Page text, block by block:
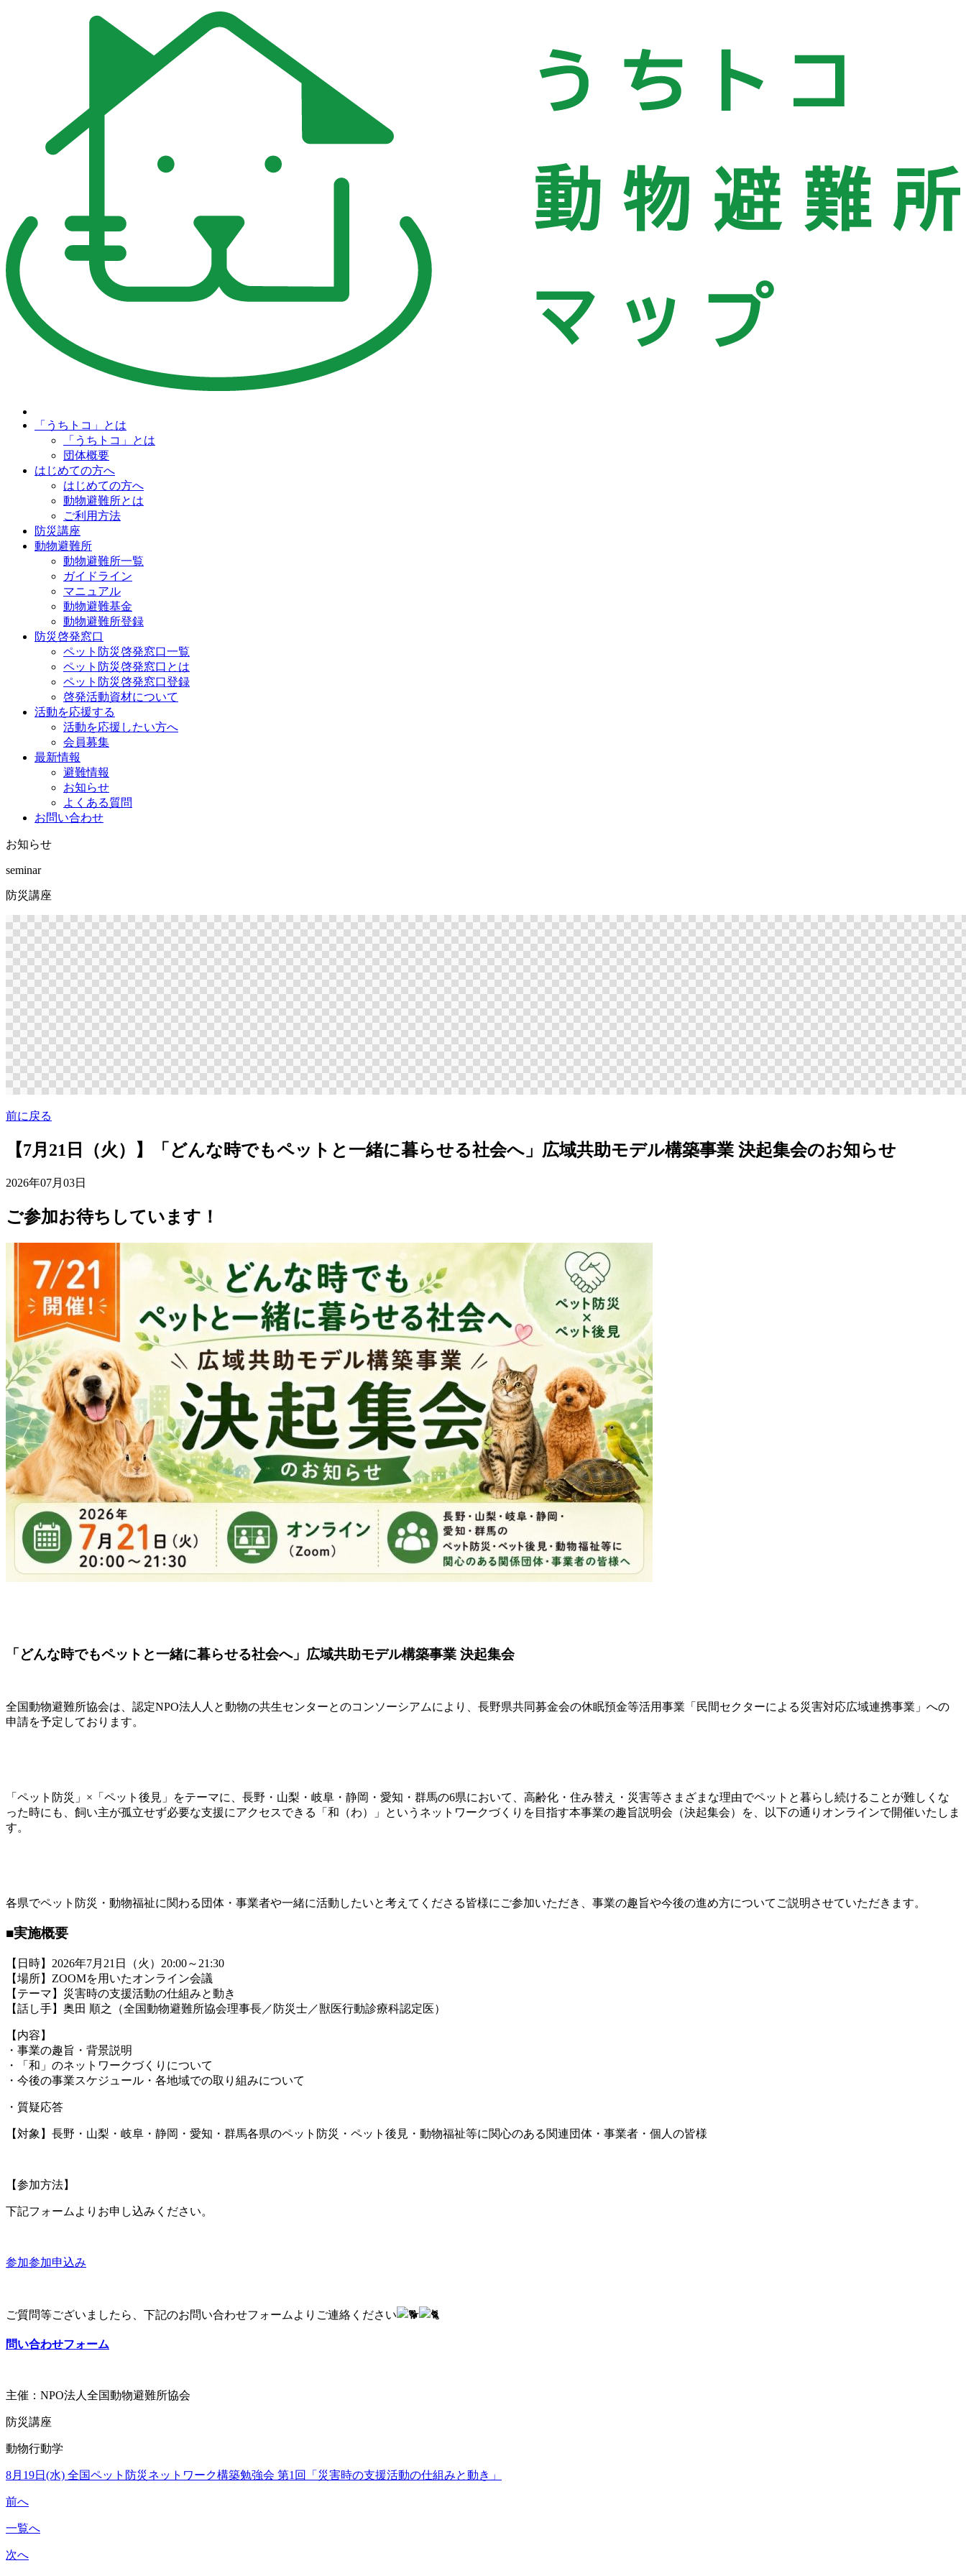
「うちトコ」とは
「うちトコ」とは
団体概要
はじめての方へ
はじめての方へ
動物避難所とは
ご利用方法
防災講座
動物避難所
動物避難所一覧
ガイドライン
マニュアル
動物避難基金
動物避難所登録
防災啓発窓口
ペット防災啓発窓口一覧
ペット防災啓発窓口とは
ペット防災啓発窓口登録
啓発活動資材について
活動を応援する
活動を応援したい方へ
会員募集
最新情報
避難情報
お知らせ
よくある質問
お問い合わせ
お知らせ
seminar
防災講座
前に戻る
【7月21日（火）】「どんな時でもペットと一緒に暮らせる社会へ」広域共助モデル構築事業 決起集会のお知らせ
2026年07月03日
ご参加お待ちしています！
「どんな時でもペットと一緒に暮らせる社会へ」広域共助モデル構築事業 決起集会
全国動物避難所協会は、認定NPO法人人と動物の共生センターとのコンソーシアムにより、長野県共同募金会の休眠預金等活用事業「民間セクターによる災害対応広域連携事業」への
申請を予定しております。
「ペット防災」×「ペット後見」をテーマに、長野・山梨・岐阜・静岡・愛知・群馬の6県において、高齢化・住み替え・災害等さまざまな理由でペットと暮らし続けることが難しくな
った時にも、飼い主が孤立せず必要な支援にアクセスできる「和（わ）」というネットワークづくりを目指す本事業の趣旨説明会（決起集会）を、以下の通りオンラインで開催いたしま
す。
各県でペット防災・動物福祉に関わる団体・事業者や一緒に活動したいと考えてくださる皆様にご参加いただき、事業の趣旨や今後の進め方についてご説明させていただきます。
■実施概要
【日時】 2026年7月21日（火）20:00～21:30
【場所】ZOOMを用いたオンライン会議
【テーマ】 災害時の支援活動の仕組みと動き
【話し手】 奥田 順之（全国動物避難所協会理事長／防災士／獣医行動診療科認定医）
【内容】
・事業の趣旨・背景説明
・「和」のネットワークづくりについて
・今後の事業スケジュール・各地域での取り組みについて
・質疑応答
【対象】 長野・山梨・岐阜・静岡・愛知・群馬各県のペット防災・ペット後見・動物福祉等に関心のある関連団体・事業者・個人の皆様
【参加方法】
下記フォームよりお申し込みください。
参加参加申込み
ご質問等ございましたら、下記のお問い合わせフォームよりご連絡ください
問い合わせフォーム
主催：NPO法人全国動物避難所協会
防災講座
動物行動学
8月19日(水) 全国ペット防災ネットワーク構築勉強会 第1回「災害時の支援活動の仕組みと動き」
前へ
一覧へ
次へ